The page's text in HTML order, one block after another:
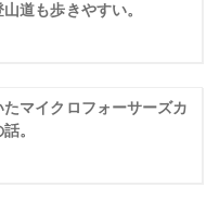
道も歩きやすい。
マイクロフォーサーズカ
。